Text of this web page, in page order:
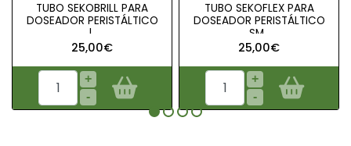
TUBO SEKOBRILL PARA
DOSEADOR PERISTÁLTICO
|..
25,00€
+
-
TUBO SEKOFLEX PARA
DOSEADOR PERISTÁLTICO
SM..
25,00€
+
-